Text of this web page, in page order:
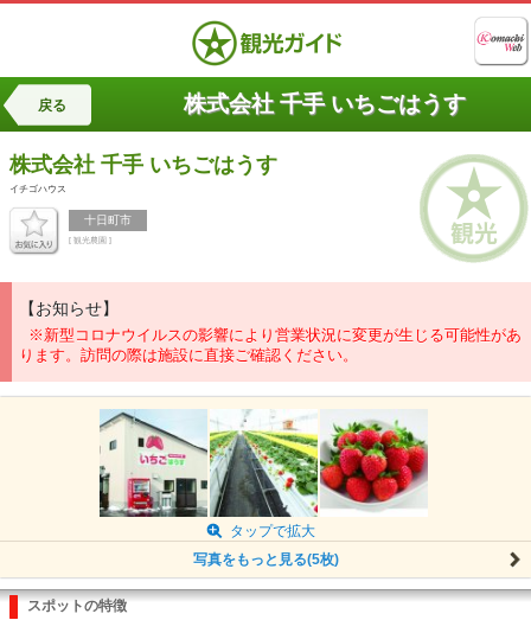
戻る 株式会社 千手 いちごはうす
株式会社 千手 いちごはうす
イチゴハウス
十日町市
[ 観光農園 ]
【お知らせ】
※新型コロナウイルスの影響により営業状況に変更が生じる可能性があ
ります。訪問の際は施設に直接ご確認ください。
タップで拡大
写真をもっと見る(5枚)
スポットの特徴